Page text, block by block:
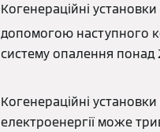
Когенераційні
допомогою наступного
систему опалення понад
Когенераційні
електроенергії може